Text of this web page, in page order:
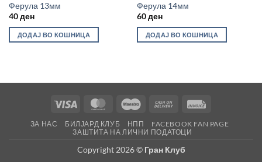
Ферула 13мм
40ден
ДОДАЈ ВО КОШНИЦА
Ферула 14мм
60ден
ДОДАЈ ВО КОШНИЦА
Visa MasterCardMaestro
Cash
Delivery
ЗА НАС БИЛЈАРД КЛУБ НПП
FACEBOOK FAN PAGE
ЗАШТИТА НА ЛИЧНИ ПОДАТОЦИ
Copyright 2026 © Гран Клуб